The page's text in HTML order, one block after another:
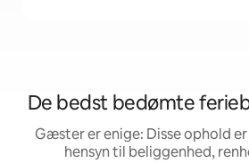
De bedst bedømte
Gæster er enige: Disse ophold
hensyn til beliggenhed,